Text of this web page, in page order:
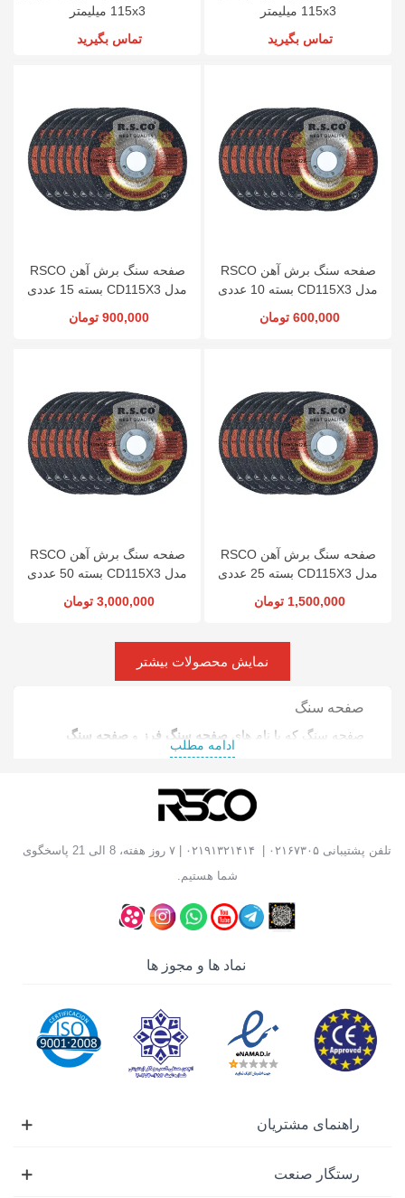
115x3 میلیمتر
تماس بگیرید
115x3 میلیمتر
تماس بگیرید
صفحه سنگ برش آهن RSCO
مدل CD115X3 بسته 10 عددی
600,000 تومان
صفحه سنگ برش آهن RSCO
مدل CD115X3 بسته 15 عددی
900,000 تومان
صفحه سنگ برش آهن RSCO
مدل CD115X3 بسته 25 عددی
1,500,000 تومان
صفحه سنگ برش آهن RSCO
مدل CD115X3 بسته 50 عددی
3,000,000 تومان
نمایش محصولات بیشتر
صفحه سنگ
صفحه سنگ که با نام های صفحه سنگ فرز و صفحه سنگ
در ایران شناخته می‌شوند یکی از مهم ترین
دستگاه‌های سنگ فرزومینی فرز
پرداخت و آماده‌سازی سطوح
تولید می‌شوند و بسته به نوع متریال، دستگاه و نوع کاربری،
انتخاب صفحه مناسب می‌تواند تأثیر زیادی بر کیفیت برش،
سرعت انجام کار و ایمنی کاربر داشته باشد.
صفحه سنگ‌ بر روی دستگاه‌های فرز، مینی فرز، پروفیل بر و
ساختمان‌سازی، سنگ‌کاری، تأسیسات، خودروسازی، نجاری و
کارگاه‌های تولیدی دارند.
ادامه مطلب
تلفن پشتیبانی ۰۲۱۶۷۳۰۵
| ۷ روز هفته، 8 الی 21 پاسخگوی
شما هستیم.
نماد ها و مجوز ها
راهنمای مشتریان
رستگار صنعت